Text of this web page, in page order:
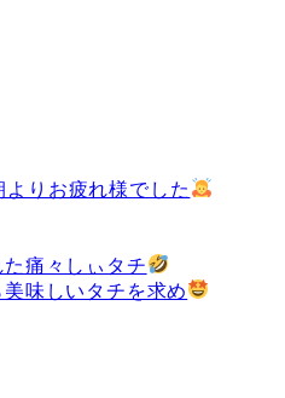
よりお疲れ様でした
た痛々しぃタチ
味しいタチを求め